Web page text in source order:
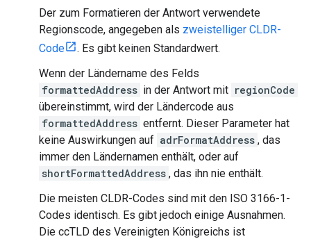
Der zum Formatieren der Antwort verwendete
Regionscode, angegeben als zweistelliger CLDR-
Code
. Es gibt keinen Standardwert.
Wenn der Ländername des Felds
formattedAddress in der Antwort mit regionCode
übereinstimmt, wird der Ländercode aus
formattedAddress entfernt. Dieser Parameter hat
keine Auswirkungen auf adrFormatAddress , das
immer den Ländernamen enthält, oder auf
shortFormattedAddress , das ihn nie enthält.
Die meisten CLDR-Codes sind mit den ISO 3166-1-
Codes identisch. Es gibt jedoch einige Ausnahmen.
Die ccTLD des Vereinigten Königreichs ist